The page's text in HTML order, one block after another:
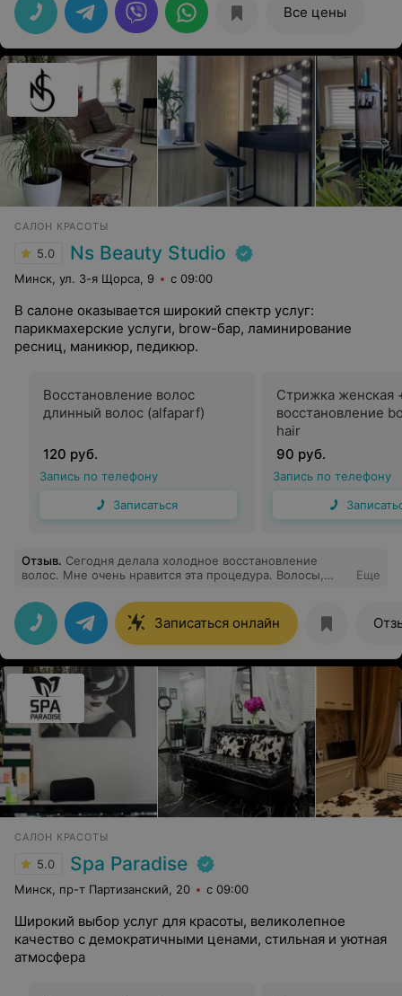
Все цены
САЛОН КРАСОТЫ
5.0 Ns Beauty Studio
Минск, ул. 3-я Щорса, 9 с 09:00
В салоне оказывается широкий спектр услуг:
парикмахерские услуги, brow-бар, ламинирование
ресниц, маникюр, педикюр.
Восстановление волос
длинный волос (alfaparf)
120 руб.
Запись по телефону
Записаться
Стрижка женская
восстановление
hair
90 руб.
Запись по телефону
Отзыв. Сегодня делала холодное восстановление
волос. Мне очень нравится эта процедура. Волосы,
за такую красоту. Очень рада, что нашла свою фею
Еще
Записаться онлайн
САЛОН КРАСОТЫ
5.0 Spa Paradise
Минск, пр-т Партизанский, 20 с 09:00
Широкий выбор услуг для красоты, великолепное
качество с демократичными ценами, стильная и уютная
атмосфера